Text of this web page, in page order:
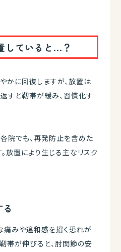
していると...？
かに回復しますが、放置は
すと靭帯が緩み、習慣化す
院でも、再発防止を含めた
放置により生じる主なリスク
痛みや違和感を招く恐れが
帯が伸びると、肘関節の安